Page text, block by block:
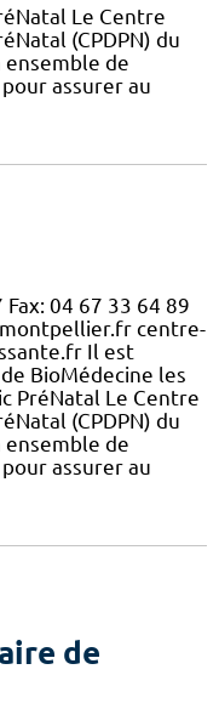
Le Centre
(CPDPN) du
de
assurer au
04 67 33 64 89
centre-
Il est
BioMédecine les
PréNatal Le Centre
(CPDPN) du
de
assurer au
de